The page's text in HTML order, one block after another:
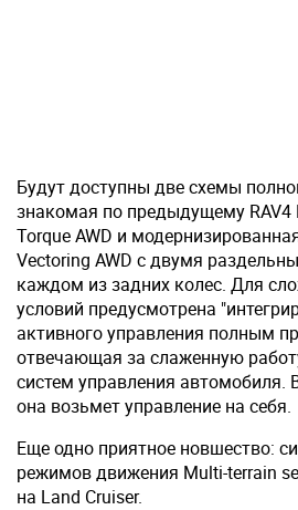
Будут доступны две схемы
знакомая по предыдущему RAV4
Torque AWD и
Vectoring AWD с двумя
каждом из задних колес. Для
условий предусмотрена
активного управления полным
отвечающая за слаженную
систем управления автомобиля.
она возьмет управление на себя.
Еще одно приятное новшество:
режимов движения Multi-terrain
на Land Cruiser.